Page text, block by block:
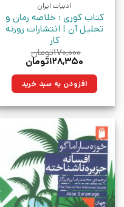
ادبیات ایران
کتاب کوری : خلاصه رمان و
تحلیل آن | انتشارات روزنه
کار
۱۷۰,۰۰۰تومان
قیمت
۱۷۰,۰۰۰تومان
بود.
۱۲۸,۳۵۰تومان
۱۲۸,۳۵۰تومان.افزودن به سبد خرید